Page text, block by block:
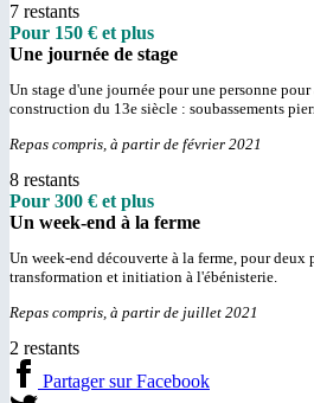
7 restants
Pour 150 € et plus
Une journée de stage
Un stage d'une journée pour une personne
construction du 13e siècle : soubassements
Repas compris, à partir de février 2021
8 restants
Pour 300 € et plus
Un week-end à la ferme
Un week-end découverte à la ferme, pour deux
transformation et initiation à l'ébénisterie.
Repas compris, à partir de juillet 2021
2 restants
Partager sur Facebook